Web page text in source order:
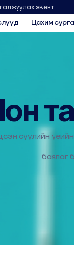
эвент
Цахим
сүүлийн
баялаг